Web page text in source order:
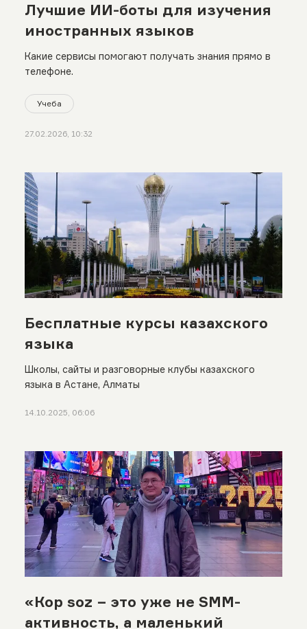
Лучшие ИИ-боты для изучения
иностранных языков
Какие сервисы помогают получать знания прямо в
телефоне.
Учеба
27.02.2026, 10:32
Бесплатные курсы казахского
языка
Школы, сайты и разговорные клубы казахского
языка в Астане, Алматы
14.10.2025, 06:06
«Кop soz − это уже не SMM-
активность, а маленький